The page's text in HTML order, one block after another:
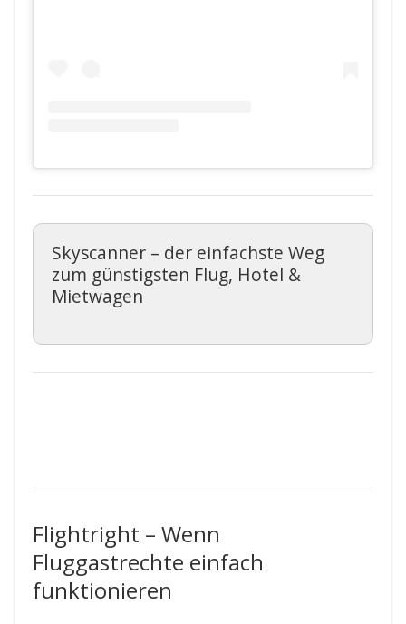
Skyscanner – der einfachste Weg
zum günstigsten Flug, Hotel &
Mietwagen
Flightright – Wenn
Fluggastrechte einfach
funktionieren